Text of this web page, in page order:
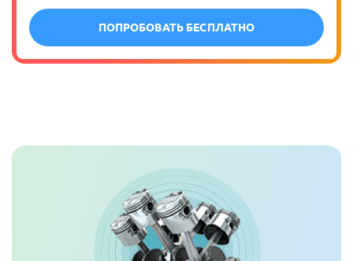
ПОПРОБОВАТЬ БЕСПЛАТНО